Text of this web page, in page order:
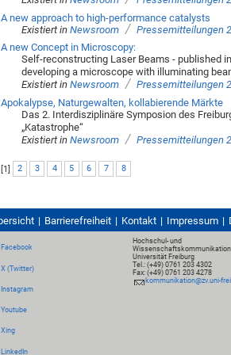
A new approach to high-performance catalysts
Existiert in Newsroom / Pressemitteilungen
A new Concept in Microscopy:
Self-reconstructing Laser Beams - published
developing a microscope with illuminating
Existiert in Newsroom / Pressemitteilungen
Apokalypse, Naturgewalten, kollabierende Märkte
Das 2. Interdisziplinäre Symposion des
„Katastrophe“
Existiert in Newsroom / Pressemitteilungen
[1] 2 3 4 5 6 7 8
Barrierefreiheit Kontakt Impressum
Facebook
X (Twitter)
Instagram
Youtube
Xing
LinkedIn
Hochschul- und
Wissenschaftskommunikation
Universität Freiburg
Tel.: (+49) 0761 203 4302
Fax: (+49) 0761 203 4278
kommunikation@zv.uni-